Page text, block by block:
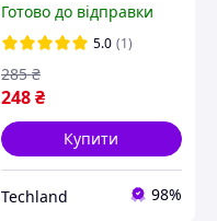
кутом, 2 отвори по 12
мм, кут нахилу 15°
Готово до відправки
5.0 (1)
248₴
285 ₴
Купити
Techland 98%